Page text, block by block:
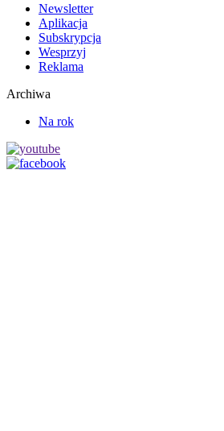
Newsletter
Aplikacja
Subskrypcja
Wesprzyj
Reklama
Archiwa
Na rok